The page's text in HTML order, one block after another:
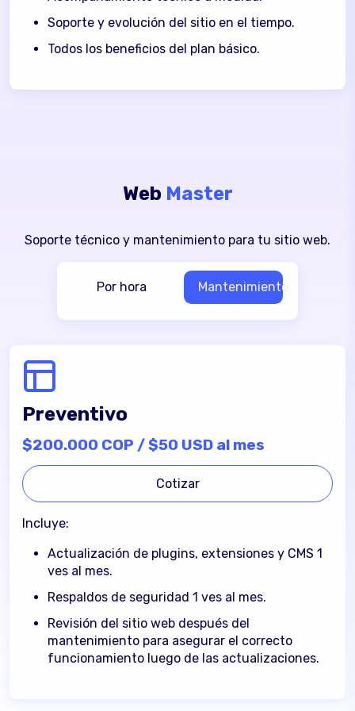
Todos los beneficios del plan básico.
Todos los beneficios del plan básico.
Todos los beneficios del plan básico.
Soporte y evolución del sitio en el tiempo.
Todos los beneficios del plan básico.
Web Master
Soporte técnico y mantenimiento para tu sitio web.
Por hora Mantenimiento
1 a 8 horas
$80.000 COP / $20 USD por hora
Cotizar
Incluye:
Mantenimiento preventivo.
Mantenimiento correctivo.
Administración de contenido.
Desarrollo de nuevas funcionalidades.
Respaldos de seguridad.
Preventivo
$200.000 COP / $50 USD al mes
Cotizar
Incluye:
Actualización de plugins, extensiones y CMS 1
ves al mes.
Respaldos de seguridad 1 ves al mes.
Revisión del sitio web después del
mantenimiento para asegurar el correcto
funcionamiento luego de las actualizaciones.